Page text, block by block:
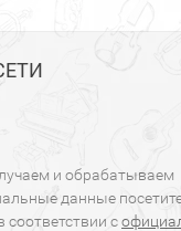
и обрабатываем
данные
соответствии с